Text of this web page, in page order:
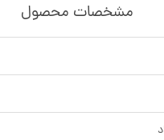
مشخصات محصول